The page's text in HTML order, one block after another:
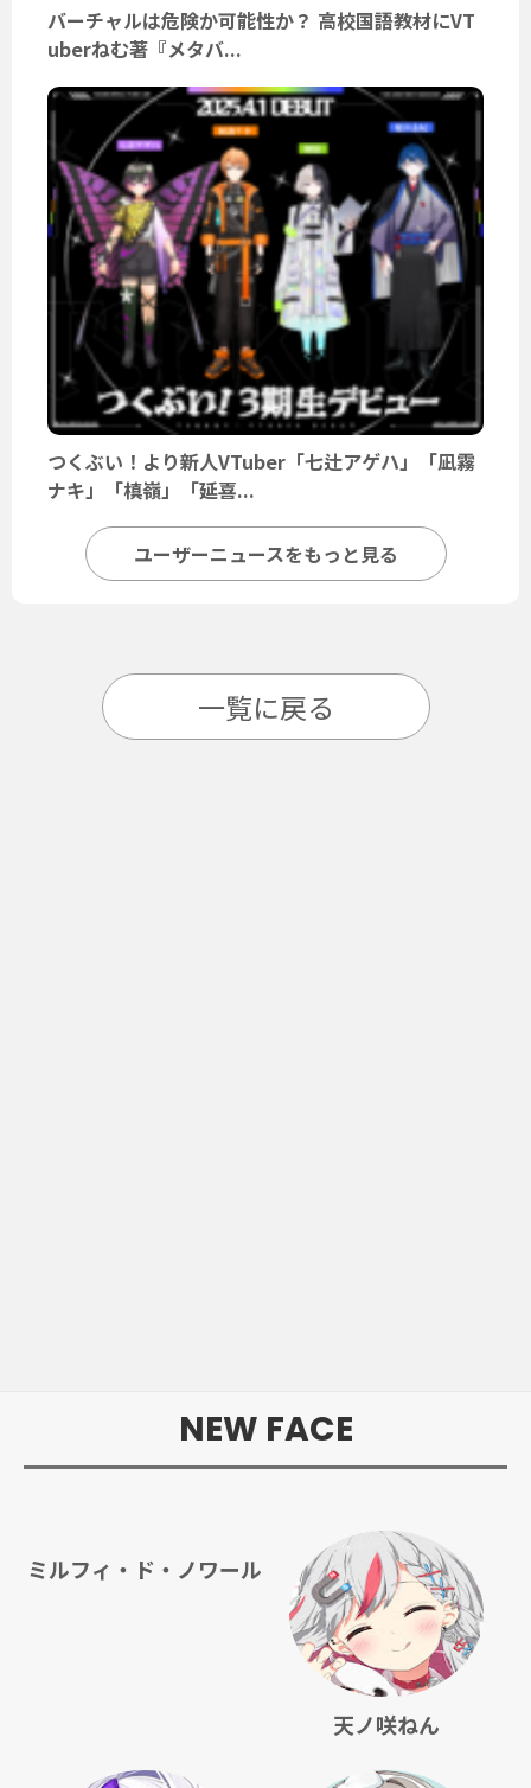
バーチャルは危険か可能性か？ 高校国語教材にVT
uberねむ著『メタバ...
つくぶい！より新人VTuber「七辻アゲハ」「凪霧
ナキ」「槙嶺」「延喜...
ユーザーニュースをもっと見る
一覧に戻る
NEW FACE
ミルフィ・ド・ノワール
天ノ咲ねん